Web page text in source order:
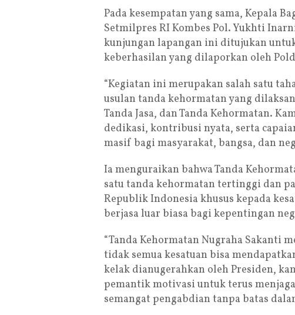
Pada kesempatan yang sama, Kepala
Setmilpres RI Kombes Pol. Yukhti
kunjungan lapangan ini ditujukan
keberhasilan yang dilaporkan oleh
“Kegiatan ini merupakan salah satu
usulan tanda kehormatan yang
Tanda Jasa, dan Tanda Kehormatan.
dedikasi, kontribusi nyata, serta
masif bagi masyarakat, bangsa, dan
Ia menguraikan bahwa Tanda
satu tanda kehormatan tertinggi dan
Republik Indonesia khusus kepada
berjasa luar biasa bagi kepentingan
“Tanda Kehormatan Nugraha
tidak semua kesatuan bisa
kelak dianugerahkan oleh Presiden,
pemantik motivasi untuk terus
semangat pengabdian tanpa batas